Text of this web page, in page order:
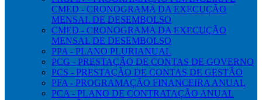
CMED - CRONOGRAMA DA EXECUÇÃO
MENSAL DE DESEMBOLSO
CMED - CRONOGRAMA DA EXECUÇÃO
MENSAL DE DESEMBOLSO
PPA - PLANO PLURIANUAL
PCG - PRESTAÇÃO DE CONTAS DE GOVERNO
PCS - PRESTAÇÃO DE CONTAS DE GESTÃO
PFA - PROGRAMAÇÃO FINANCEIRA ANUAL
PCA - PLANO DE CONTRATAÇÃO ANUAL